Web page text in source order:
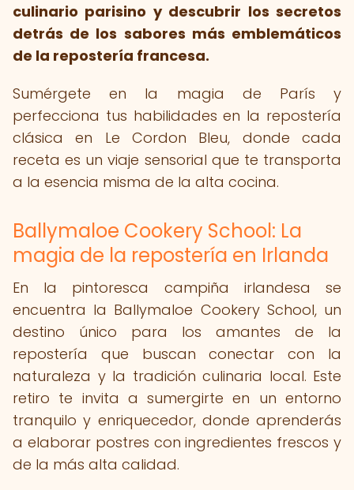
culinario parisino y descubrir los secretos
detrás de los sabores más emblemáticos
de la repostería francesa.
Sumérgete en la magia de París y
perfecciona tus habilidades en la repostería
clásica en Le Cordon Bleu, donde cada
receta es un viaje sensorial que te transporta
a la esencia misma de la alta cocina.
Ballymaloe Cookery School: La
magia de la repostería en Irlanda
En la pintoresca campiña irlandesa se
encuentra la Ballymaloe Cookery School, un
destino único para los amantes de la
repostería que buscan conectar con la
naturaleza y la tradición culinaria local. Este
retiro te invita a sumergirte en un entorno
tranquilo y enriquecedor, donde aprenderás
a elaborar postres con ingredientes frescos y
de la más alta calidad.